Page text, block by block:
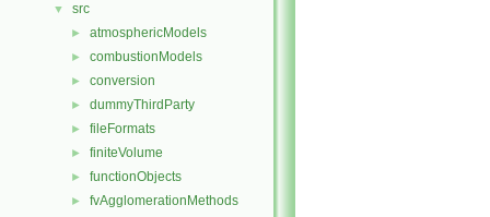
▼ src
► atmosphericModels
► combustionModels
► conversion
► dummyThirdParty
► fileFormats
► finiteVolume
► functionObjects
► fvAgglomerationMethods